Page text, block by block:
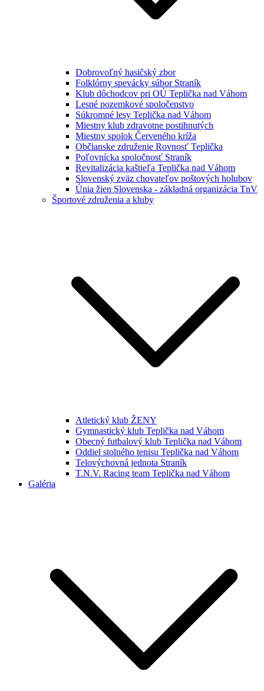
Dobrovoľný hasičský zbor
Folklórny spevácky súbor Straník
Klub dôchodcov pri OÚ Teplička nad Váhom
Lesné pozemkové spoločenstvo
Súkromné lesy Teplička nad Váhom
Miestny klub zdravotne postihnutých
Miestny spolok Červeného kríža
Občianske združenie Rovnosť Teplička
Poľovnícka spoločnosť Straník
Revitalizácia kaštieľa Teplička nad Váhom
Slovenský zväz chovateľov poštových holubov
Únia žien Slovenska - základná organizácia TnV
Športové združenia a kluby
Atletický klub ŽENY
Gymnastický klub Teplička nad Váhom
Obecný futbalový klub Teplička nad Váhom
Oddiel stolného tenisu Teplička nad Váhom
Telovýchovná jednota Straník
T.N.V. Racing team Teplička nad Váhom
Galéria